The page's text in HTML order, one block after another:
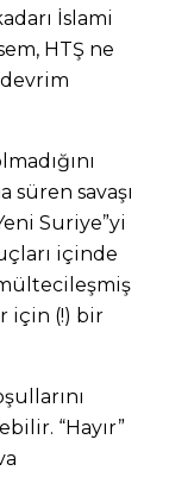
İslami
HTŞ ne
süren savaşı
Suriye”yi
içinde
için (!) bir
“Hayır”